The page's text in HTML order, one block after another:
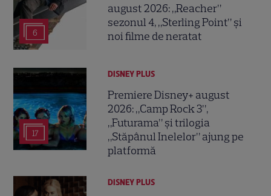
6
august 2026: „Reacher”
sezonul 4, „Sterling Point” și
noi filme de neratat
17
DISNEY PLUS
Premiere Disney+ august
2026: „Camp Rock 3”,
„Futurama” și trilogia
„Stăpânul Inelelor” ajung pe
platformă
DISNEY PLUS